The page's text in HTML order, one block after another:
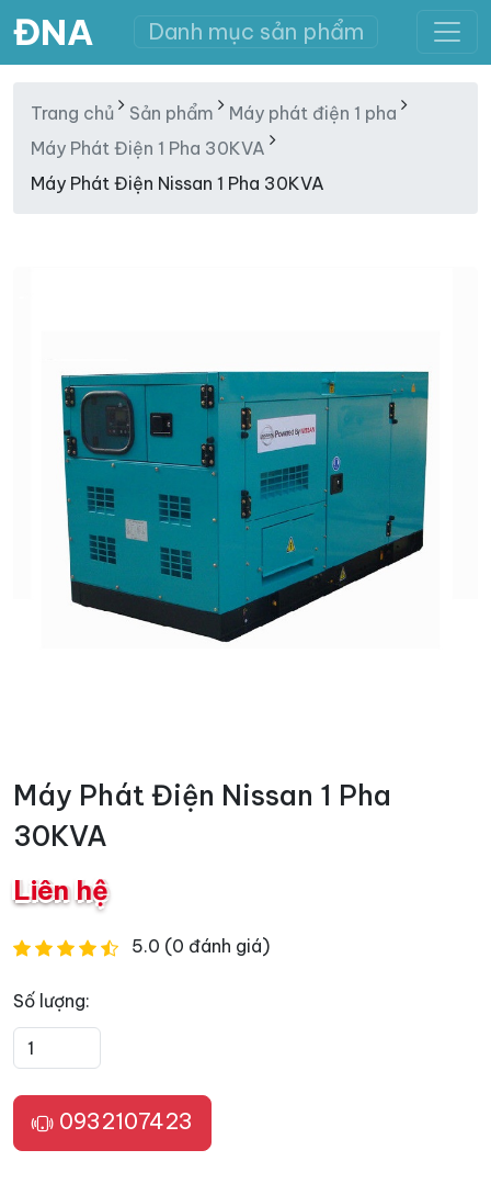
ĐNA Danh mục sản phẩm
Trang chủ Sản phẩm
Máy phát điện 1 pha
Máy Phát Điện 1 Pha 30KVA
Máy Phát Điện Nissan 1 Pha 30KVA
Máy Phát Điện Nissan 1 Pha
30KVA
Liên hệ
5.0 (0 đánh giá)
Số lượng:
0932107423